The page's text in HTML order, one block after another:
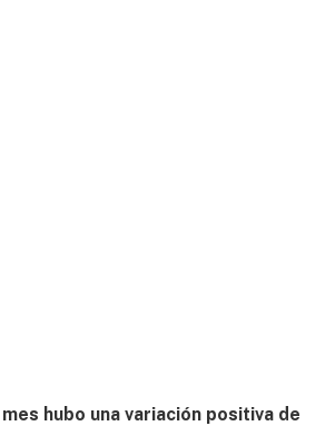
mes hubo una variación positiva de